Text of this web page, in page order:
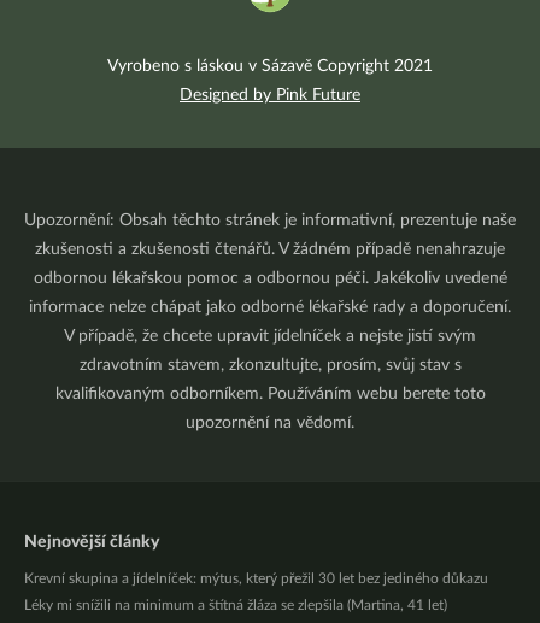
Vyrobeno s láskou v Sázavě Copyright 2021
Designed by Pink Future
Upozornění: Obsah těchto stránek je informativní, prezentuje naše
zkušenosti a zkušenosti čtenářů. V žádném případě nenahrazuje
odbornou lékařskou pomoc a odbornou péči. Jakékoliv uvedené
informace nelze chápat jako odborné lékařské rady a doporučení.
V případě, že chcete upravit jídelníček a nejste jistí svým
zdravotním stavem, zkonzultujte, prosím, svůj stav s
kvalifikovaným odborníkem. Používáním webu berete toto
upozornění na vědomí.
Nejnovější články
Krevní skupina a jídelníček: mýtus, který přežil 30 let bez jediného důkazu
Léky mi snížili na minimum a štítná žláza se zlepšila (Martina, 41 let)